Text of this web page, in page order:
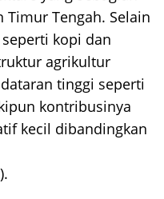
Tengah. Selain
kopi dan
agrikultur
tinggi seperti
kontribusinya
kecil dibandingkan